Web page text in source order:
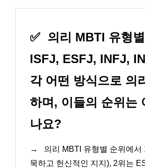
✅ 의리 MBTI 유형
ISFJ, ESFJ, INFJ,
각 어떤 방식으로 의
하며, 이들의 순위는
나요?
→
의리 MBTI 유형별 순위에서
묵하고 헌신적인 지지), 2위는